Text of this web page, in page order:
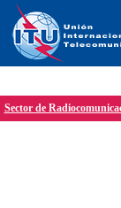
Sector de